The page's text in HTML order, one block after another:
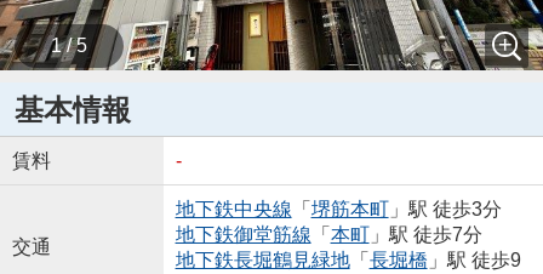
1 / 5
基本情報
賃料 -
交通
地下鉄中央線 「 堺筋本町」駅 徒歩3分
地下鉄御堂筋線 「 本町」駅 徒歩7分
地下鉄長堀鶴見緑地「 長堀橋 」駅 徒歩9